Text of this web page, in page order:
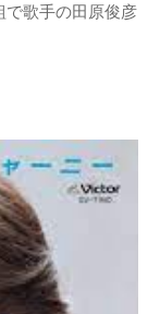
で歌手の田原俊彦